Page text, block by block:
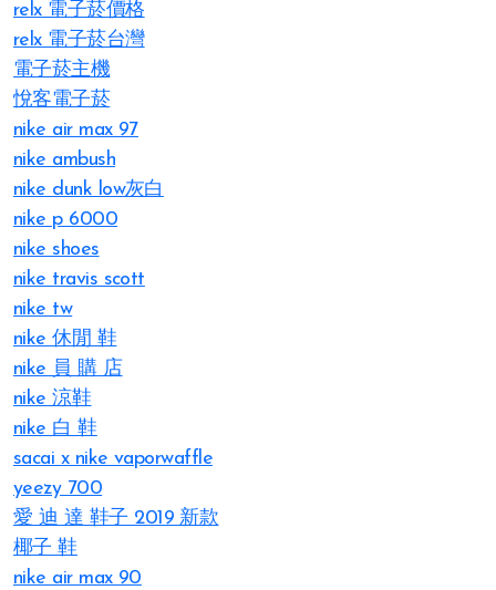
relx 電子菸價格
relx 電子菸台灣
電子菸主機
悅客電子菸
nike air max 97
nike ambush
nike dunk low灰白
nike p 6000
nike shoes
nike travis scott
nike tw
nike 休閒 鞋
nike 員 購 店
nike 涼鞋
nike 白 鞋
sacai x nike vaporwaffle
yeezy 700
愛 迪 達 鞋子 2019 新款
椰子 鞋
nike air max 90